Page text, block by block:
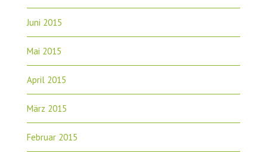
Juni 2015
Mai 2015
April 2015
März 2015
Februar 2015